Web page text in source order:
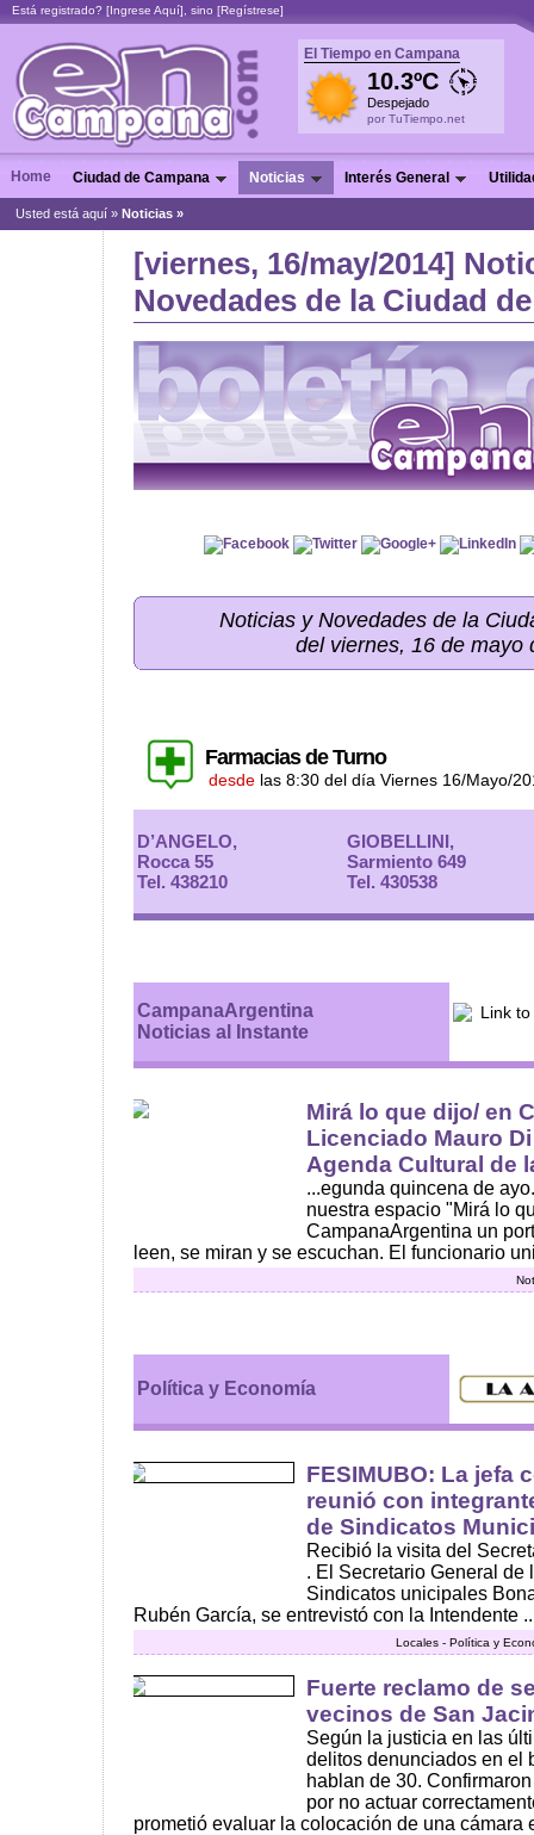
Está registrado? [Ingrese Aquí], sino [Regístrese]
El Tiempo en Campana
10.3ºC
Despejado
por TuTiempo.net
Home Ciudad de Campana Noticias Interés General
Usted está aquí » Noticias »
[viernes, 16/may/2014]
Novedades de la Ciudad
Noticias y Novedades de la
del viernes, 16 de mayo
Farmacias de Turno
desde las 8:30 del día Viernes 16/Mayo/
D’ANGELO,
Rocca 55
Tel. 438210
GIOBELLINI,
Sarmiento 649
Tel. 430538
CampanaArgentina
Noticias al Instante
Mirá lo que dijo/ en
Licenciado Mauro
Agenda Cultural de
...egunda quincena de
nuestra espacio "Mirá lo
CampanaArgentina un
leen, se miran y se escuchan. El funcionario
Política y Economía
FESIMUBO: La jefa
reunió con
de Sindicatos
Recibió la visita del
. El Secretario General de
Sindicatos unicipales
Rubén García, se entrevistó con la Intendente
Locales - Política y
Fuerte reclamo de
vecinos de San
Según la justicia en las
delitos denunciados en el
hablan de 30.
por no actuar
prometió evaluar la colocación de una cámara